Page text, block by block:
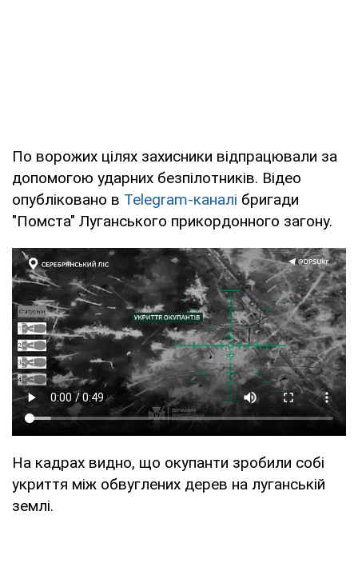
По ворожих цілях захисники відпрацювали за
допомогою ударних безпілотників. Відео
опубліковано в Telegram-каналі бригади
"Помста" Луганського прикордонного загону.
На кадрах видно, що окупанти зробили собі
укриття між обвуглених дерев на луганській
землі.